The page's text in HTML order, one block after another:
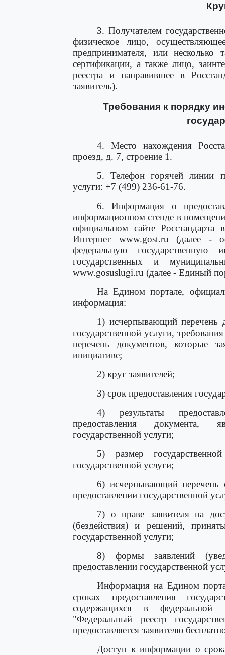
3. Получателем
физическое лицо,
предпринимателя, или несколько
сертификации, а также лицо,
реестра и направившее в
заявитель).
Требования к порядку
4. Место нахождения
проезд, д. 7, строение 1.
5. Телефон горячей линии
услуги: +7 (499) 236-61-76.
6. Информация о
информационном стенде в
официальном сайте Росстандарта
Интернет www.gost.ru (далее -
федеральную
государственных и
www.gosuslugi.ru (далее - Единый
На Едином портале,
информация:
1) исчерпывающий перечень
государственной услуги,
перечень документов, которые
инициативе;
2) круг заявителей;
3) срок предоставления
4) результаты
предоставления документа,
государственной услуги;
5) размер
государственной услуги;
6) исчерпывающий перечень
предоставлении государственной
7) о праве заявителя на
(бездействия) и решений,
государственной услуги;
8) формы заявлений
предоставлении государственной
Информация на Едином
сроках предоставления
содержащихся в федеральной
"Федеральный реестр
предоставляется заявителю
Доступ к информации о